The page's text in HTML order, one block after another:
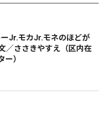
Jr.モカJr.モネのほどが
ささきやすえ（区内在
ー）